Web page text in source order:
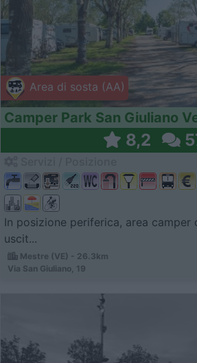
Area di sosta (AA)
Camper Park San Giuliano
8,2
In posizione periferica, area camper
uscit...
Mestre (VE) - 26.3km
Via San Giuliano, 19